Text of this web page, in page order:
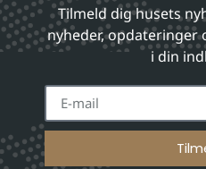
Tilmeld dig husets
nyheder,
i din